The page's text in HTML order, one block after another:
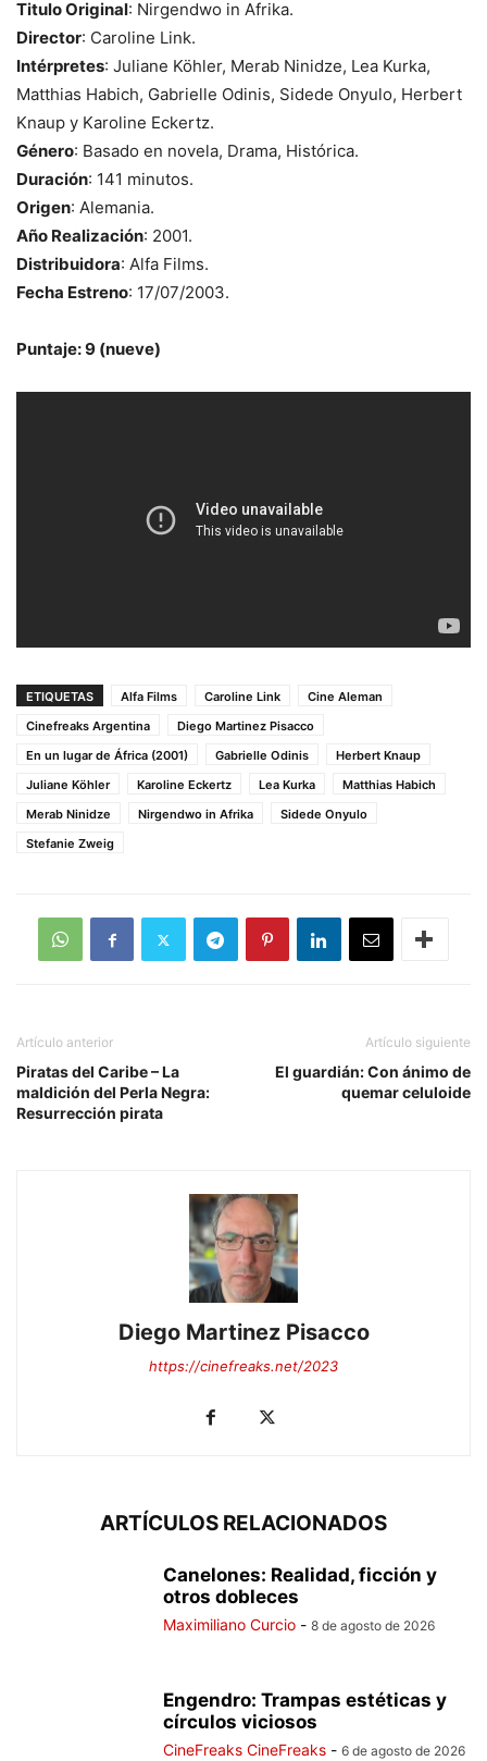
Titulo Original: Nirgendwo in Afrika.
Director: Caroline Link.
Intérpretes: Juliane Köhler, Merab Ninidze, Lea Kurka,
Matthias Habich, Gabrielle Odinis, Sidede Onyulo, Herbert
Knaup y Karoline Eckertz.
Género: Basado en novela, Drama, Histórica.
Duración: 141 minutos.
Origen: Alemania.
Año Realización: 2001.
Distribuidora: Alfa Films.
Fecha Estreno: 17/07/2003.
Puntaje: 9 (nueve)
ETIQUETAS Alfa Films Caroline Link
Cine Aleman
Cinefreaks Argentina
Diego Martinez Pisacco
En un lugar de África (2001)
Gabrielle Odinis
Herbert Knaup
Juliane Köhler
Karoline Eckertz Lea Kurka
Matthias Habich
Merab Ninidze
Nirgendwo in Afrika
Sidede Onyulo
Stefanie Zweig
Artículo anterior
Piratas del Caribe – La
maldición del Perla Negra:
Resurrección pirata
Artículo siguiente
El guardián: Con ánimo de
quemar celuloide
Diego Martinez Pisacco
https://cinefreaks.net/2023
ARTÍCULOS RELACIONADOS
Canelones: Realidad, ficción y
otros dobleces
Maximiliano Curcio - 8 de agosto de 2026
Engendro: Trampas estéticas y
círculos viciosos
CineFreaks CineFreaks - 6 de agosto de 2026